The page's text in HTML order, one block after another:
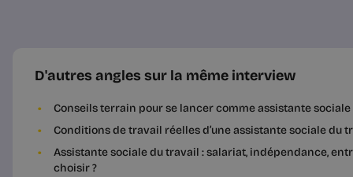
D'autres angles sur la même interview
Conseils terrain pour se lancer comme assistante
Conditions de travail réelles d’une assistante sociale du
Assistante sociale du travail : salariat, indépendance,
choisir ?